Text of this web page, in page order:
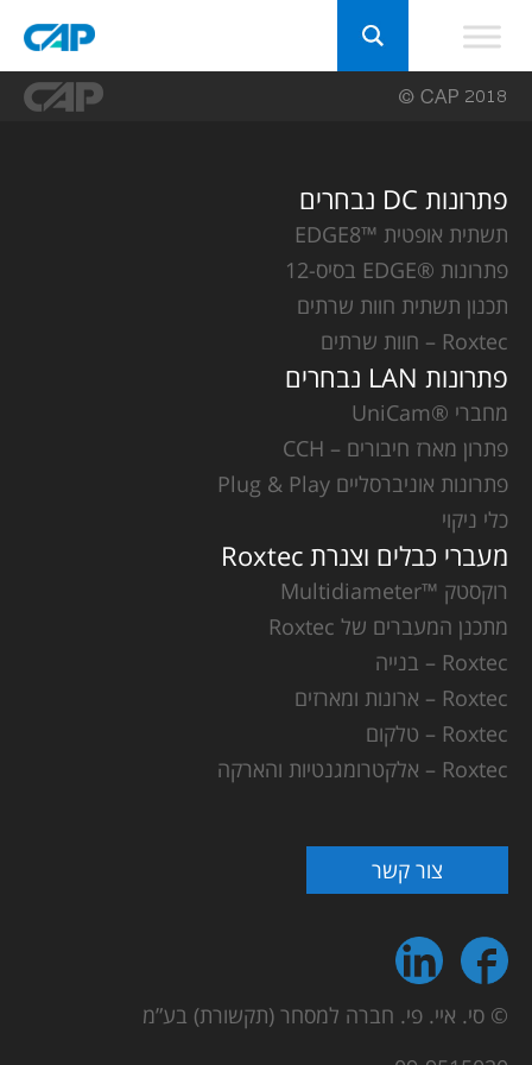
פתרונות DC נבחרים
תשתית אופטית ™EDGE8
פתרונות ®EDGE בסיס-12
תכנון תשתית חוות שרתים
Roxtec – חוות שרתים
פתרונות LAN נבחרים
מחברי ®UniCam
פתרון מארז חיבורים – CCH
פתרונות אוניברסליים Plug & Play
כלי ניקוי
מעברי כבלים וצנרת Roxtec
רוקסטק ™Multidiameter
מתכנן המעברים של Roxtec
Roxtec – בנייה
Roxtec – ארונות ומארזים
Roxtec – טלקום
Roxtec – אלקטרומגנטיות והארקה
צור קשר
© סי. איי. פי. חברה למסחר (תקשורת) בע”מ